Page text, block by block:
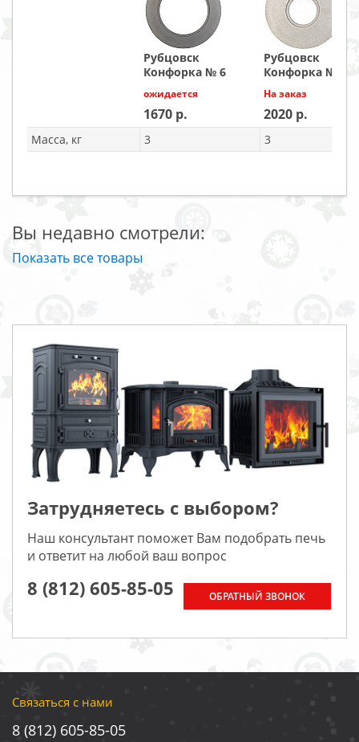
Рубцовск
Конфорка № 6
ожидается
1670
Рубцовск
Конфорка № 7
На заказ
2020
Масса, кг 3 3
Вы недавно смотрели:
Показать все товары
Затрудняетесь с выбором?
Наш консультант поможет Вам подобрать печь
и ответит на любой ваш вопрос
8 (812) 605-85-05 ОБРАТНЫЙ ЗВОНОК
Связаться с нами
8 (812) 605-85-05